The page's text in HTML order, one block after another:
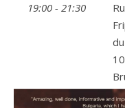
19:00 - 21:30